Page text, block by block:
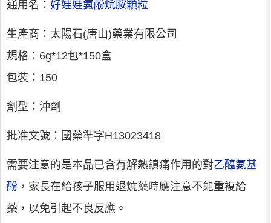
通用名： 好娃娃氨酚烷胺顆粒
生產商：太陽石(唐山)藥業有限公司
規格：6g*12包*150盒
包裝：150
劑型：沖劑
批准文號：國藥準字H13023418
需要注意的是本品已含有解熱鎮痛作用的對乙醯氨基
酚 ，家長在給孩子服用退燒藥時應注意不能重複給
藥，以免引起不良反應。